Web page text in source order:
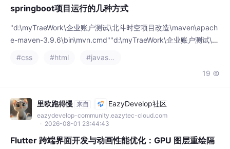
springboot项目运行的几种方式
"d:\myTraeWork\企业账户测试\北斗时空项目改造\maven\apach
e-maven-3.9.6\bin\mvn.cmd""d:\myTraeWork\企业账户测试\北
账户测试\北斗时空项目改造\bdsk-three-engine\pom.xml。d:\m
#css #html
#javascript
19 
里欧跑得慢 来自 EazyDevelop社区
eazydevelop-community.eazytec-cloud.com
· 2026-08-01 23:44:43
Flutter 跨端界面开发与动画性能优化：GPU 图层重绘隔